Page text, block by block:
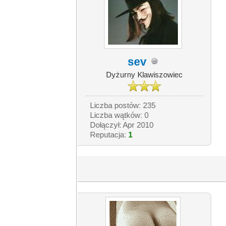
sev
Dyżurny Klawiszowiec
Liczba postów: 235
Liczba wątków: 0
Dołączył: Apr 2010
Reputacja: 1